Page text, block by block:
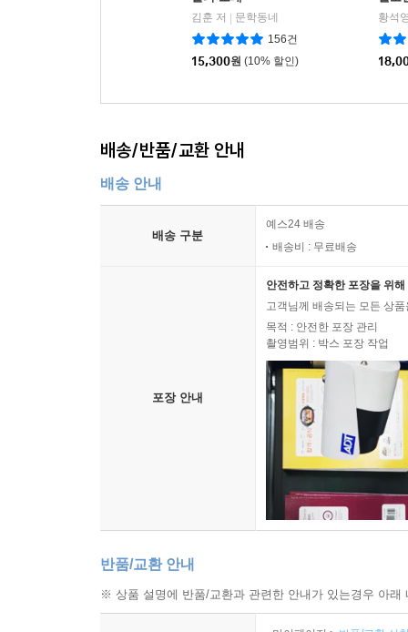
김훈 저
문학동네
156건
15,300원 (10% 할인)
황석
배송/반품/교환 안내
배송 안내
배송 구분
예스24 배송
배송비 : 무료배송
포장 안내
안전하고 정확한 포장을 위
고객님께 배송되는 모든 상
목적 : 안전한 포장 관리
촬영범위 : 박스 포장 작업
반품/교환 안내
※ 상품 설명에 반품/교환과 관련한 안내가 있는경우 아